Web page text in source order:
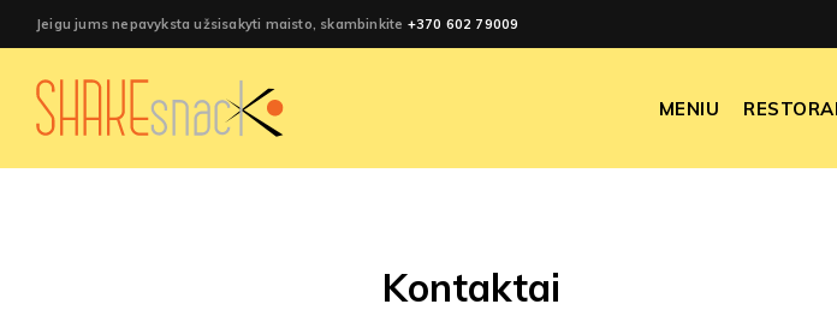
Jeigu jums nepavyksta užsisakyti maisto, skambinkite +370 602 79009
MENIU
Kontaktai